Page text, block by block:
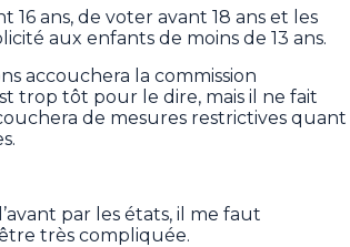
ans, de voter avant 18 ans et les
aux enfants de moins de 13 ans.
accouchera la commission
trop tôt pour le dire, mais il ne fait
de mesures restrictives quant
par les états, il me faut
très compliquée.